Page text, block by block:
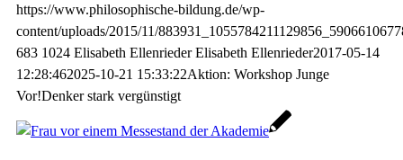
https://www.philosophische-bildung.de/wp-
content/uploads/2015/11/
683 1024 Elisabeth Ellenrieder Elisabeth Ellenrieder2017-05-14
12:28:462025-10-21 15:33:22Aktion: Workshop Junge
Vor!Denker stark vergünstigt